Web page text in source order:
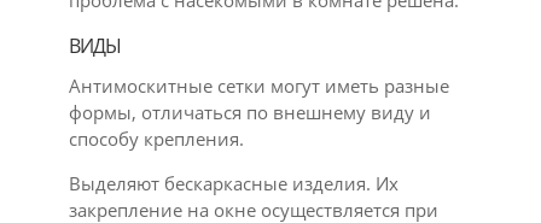
ВИДЫ
Антимоскитные сетки могут иметь разные
формы, отличаться по внешнему виду и
способу крепления.
Выделяют бескаркасные изделия. Их
закрепление на окне осуществляется при